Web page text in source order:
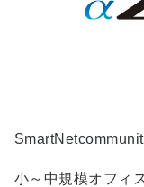
小～中規模オフィ